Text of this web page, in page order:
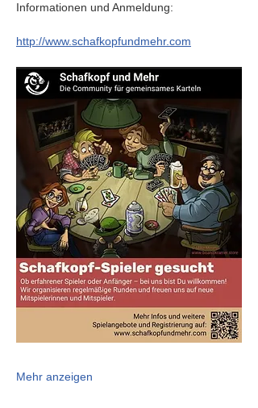
Informationen und Anmeldung:
http://www.schafkopfundmehr.com
Mehr anzeigen